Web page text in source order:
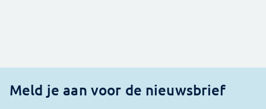
Meld je aan voor de nieuwsbrief